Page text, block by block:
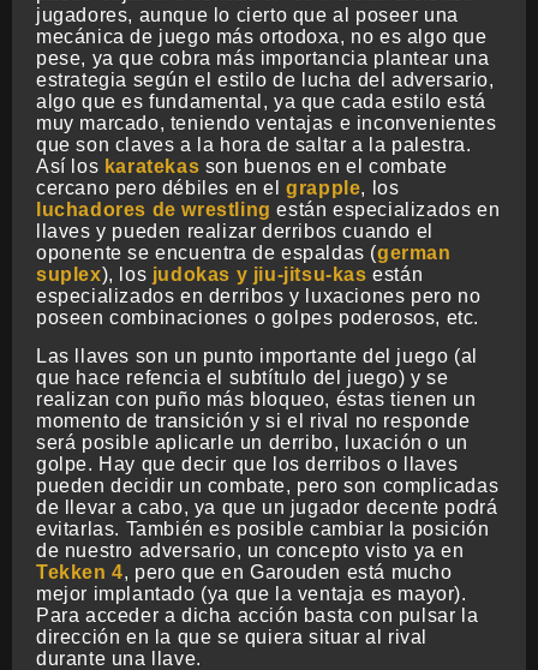
jugadores, aunque lo cierto que al poseer una
mecánica de juego más ortodoxa, no es algo que
pese, ya que cobra más importancia plantear una
estrategia según el estilo de lucha del adversario,
algo que es fundamental, ya que cada estilo está
muy marcado, teniendo ventajas e inconvenientes
que son claves a la hora de saltar a la palestra.
Así los karatekas son buenos en el combate
cercano pero débiles en elgrapple, los
luchadores de wrestling están especializados en
llaves y pueden realizar derribos cuando el
oponente se encuentra de espaldas (german
suplex), los judokas y jiu-jitsu-kas están
especializados en derribos y luxaciones pero no
poseen combinaciones o golpes poderosos, etc.
Las llaves son un punto importante del juego (al
que hace refencia el subtítulo del juego) y se
realizan con puño más bloqueo, éstas tienen un
momento de transición y si el rival no responde
será posible aplicarle un derribo, luxación o un
golpe. Hay que decir que los derribos o llaves
pueden decidir un combate, pero son complicadas
de llevar a cabo, ya que un jugador decente podrá
evitarlas. También es posible cambiar la posición
de nuestro adversario, un concepto visto ya en
Tekken 4, pero que en Garouden está mucho
mejor implantado (ya que la ventaja es mayor).
Para acceder a dicha acción basta con pulsar la
dirección en la que se quiera situar al rival
durante una llave.